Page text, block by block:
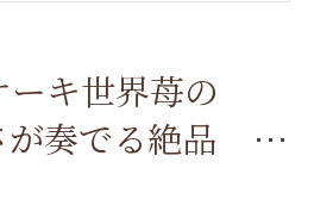
の苺ケーキショップを巡る
用したケーキ素材の魅力を解き
キ世界苺の
奏でる絶品